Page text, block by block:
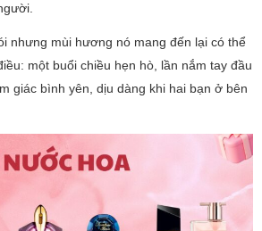
nhưng mùi hương nó mang đến lại có thể
một buổi chiều hẹn hò, lần nắm tay đầu
giác bình yên, dịu dàng khi hai bạn ở bên